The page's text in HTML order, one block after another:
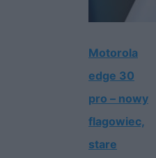
Motorola
edge 30
pro – nowy
flagowiec,
stare